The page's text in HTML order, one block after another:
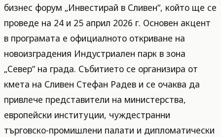
бизнес форум „Инвестирай в Сливен“, който ще се
проведе на 24 и 25 април 2026 г. Основен акцент
в програмата е официалното откриване на
новоизградения Индустриален парк в зона
„Север“ на града. Събитието се организира от
кмета на Сливен Стефан Радев и се очаква да
привлече представители на министерства,
европейски институции, чуждестранни
търговско-промишлени палати и дипломатически